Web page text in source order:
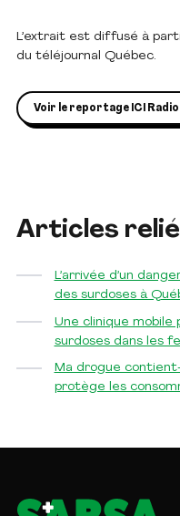
L’extrait est diffusé à
du téléjournal Québec.
Voir le reportage ICI
Articles
L’arrivée d’un
des surdoses à
Une clinique mobile
surdoses dans les
Ma drogue
protège les